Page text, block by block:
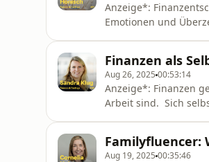
Anzeige*:
Emotionen und
verantwortlich Umso
Finanzen als
Aug 26, 2025 00:53:14
Anzeige*: Finanzen
Arbeit sind. Sich
über Einkommen u
Familyfluencer:
Aug 19, 2025 00:35:46